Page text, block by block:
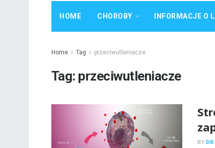
HOME CHOROBY INFORMACJE O
Home Tag przeciwutleniacze
Tag: przeciwutleniacze
BY